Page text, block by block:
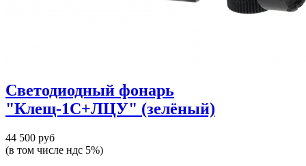
Светодиодный фонарь
"Клещ-1С+ЛЦУ" (зелёный)
44 500 руб
(в том числе ндс 5%)